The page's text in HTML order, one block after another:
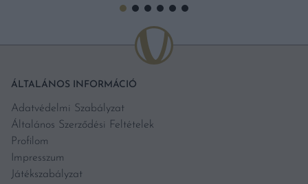
ÁLTALÁNOS INFORMÁCIÓ
Adatvédelmi Szabályzat
Általános Szerződési Feltételek
Profilom
Impresszum
Játékszabályzat